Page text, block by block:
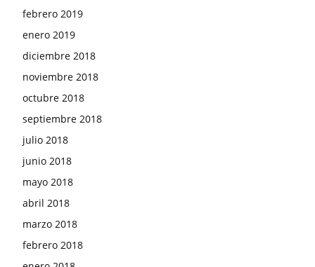
febrero 2019
enero 2019
diciembre 2018
noviembre 2018
octubre 2018
septiembre 2018
julio 2018
junio 2018
mayo 2018
abril 2018
marzo 2018
febrero 2018